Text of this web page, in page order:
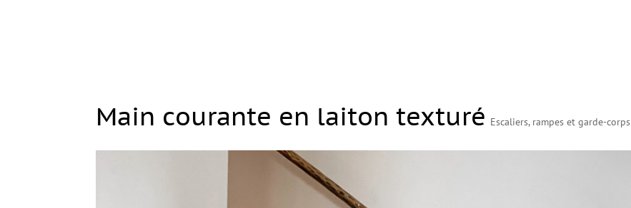
Main courante en laiton texturé Escaliers, rampes et garde-corps